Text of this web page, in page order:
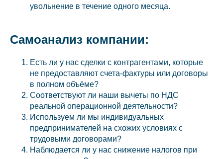
увольнение в течение одного месяца.
Самоанализ компании:
Есть ли у нас сделки с контрагентами, которые
не предоставляют счета-фактуры или договоры
в полном объёме?
Соответствуют ли наши вычеты по НДС
реальной операционной деятельности?
Используем ли мы индивидуальных
предпринимателей на схожих условиях с
трудовыми договорами?
Наблюдается ли у нас снижение налогов при